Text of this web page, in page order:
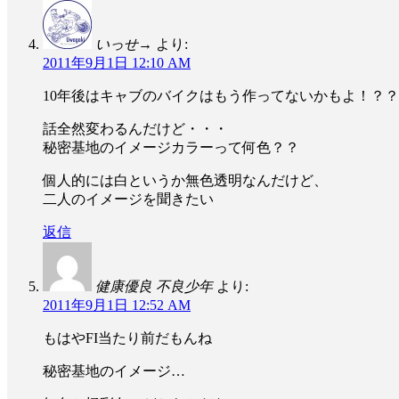
いっせ→ より:
2011年9月1日 12:10 AM
10年後はキャブのバイクはもう作ってないかもよ！？
話全然変わるんだけど・・・
秘密基地のイメージカラーって何色？？
個人的には白というか無色透明なんだけど、
二人のイメージを聞きたい
返信
健康優良 不良少年 より:
2011年9月1日 12:52 AM
もはやFI当たり前だもんね
秘密基地のイメージ…